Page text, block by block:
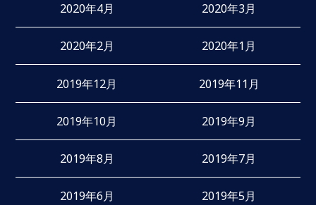
2020年4月 2020年3月
2020年2月 2020年1月
2019年12月 2019年11月
2019年10月 2019年9月
2019年8月 2019年7月
2019年6月 2019年5月